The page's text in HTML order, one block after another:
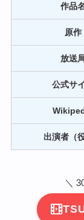
作品
原作
放送
公式サ
出演者（
＼